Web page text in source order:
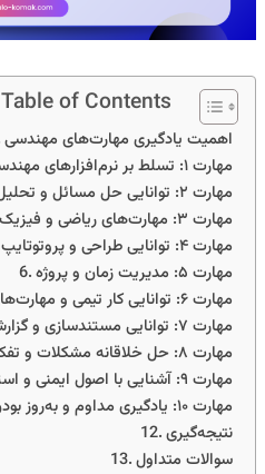
Table of Contents
اهمیت یادگیری مهارت‌های مهندسی
مهارت ۱: تسلط بر نرم‌افزارهای مهندسی
مهارت ۲: توانایی حل مسائل و تحلیل داده‌ها
مهارت ۳: مهارت‌های ریاضی و فیزیک کاربردی
مهارت ۴: توانایی طراحی و پروتوتایپ
مهارت ۵: مدیریت زمان و پروژه
مهارت ۶: توانایی کار تیمی و مهارت‌های نرم
مهارت ۷: توانایی مستندسازی و گزارش‌دهی
مهارت ۸: حل خلاقانه مشکلات و تفکر انتقادی
مهارت ۹: آشنایی با اصول ایمنی و استانداردها
مهارت ۱۰: یادگیری مداوم و به‌روز بودن
نتیجه‌گیری
سوالات متداول